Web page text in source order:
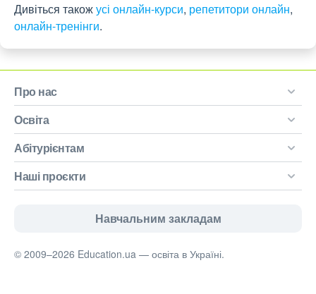
Дивіться такожусі онлайн-курси, репетитори онлайн,
онлайн-тренінги.
Про нас
Освіта
Абітурієнтам
Наші проєкти
Навчальним закладам
© 2009–2026 Education.ua — освіта в Україні.